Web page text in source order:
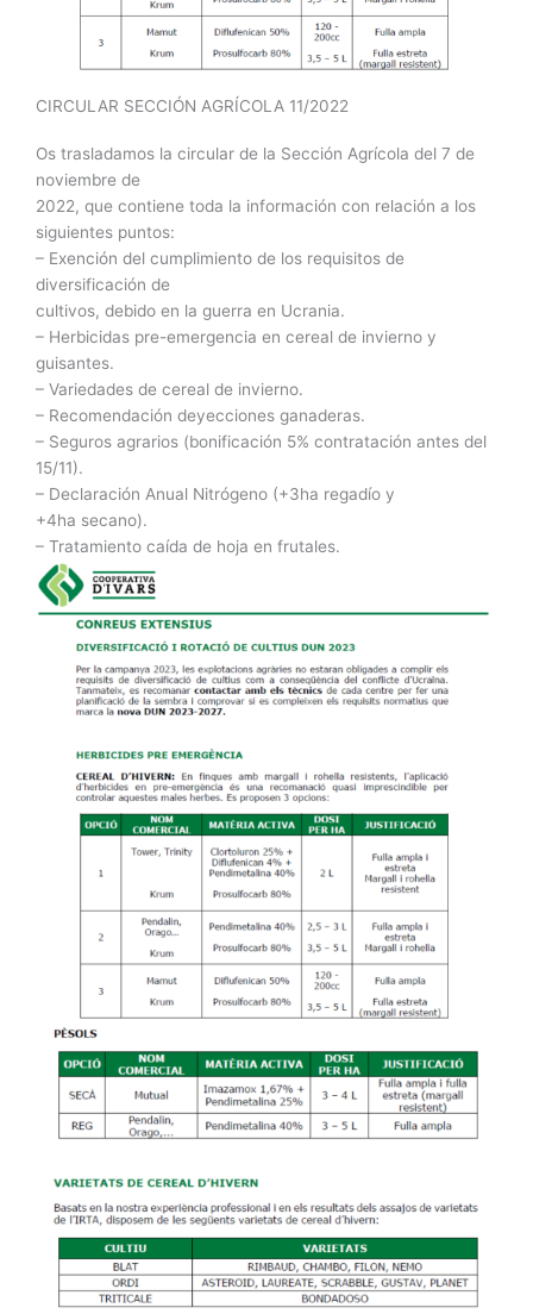
CIRCULAR SECCIÓN AGRÍCOLA 11/2022
Os trasladamos la circular de la Sección Agrícola del 7 de
noviembre de
2022, que contiene toda la información con relación a los
siguientes puntos:
– Exención del cumplimiento de los requisitos de
diversificación de
cultivos, debido en la guerra en Ucrania.
– Herbicidas pre-emergencia en cereal de invierno y
guisantes.
– Variedades de cereal de invierno.
– Recomendación deyecciones ganaderas.
– Seguros agrarios (bonificación 5% contratación antes del
15/11).
– Declaración Anual Nitrógeno (+3ha regadío y
+4ha secano).
– Tratamiento caída de hoja en frutales.